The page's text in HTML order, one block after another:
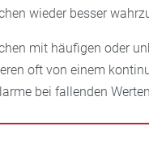
wieder besser
mit häufigen oder
oft von einem
bei fallenden